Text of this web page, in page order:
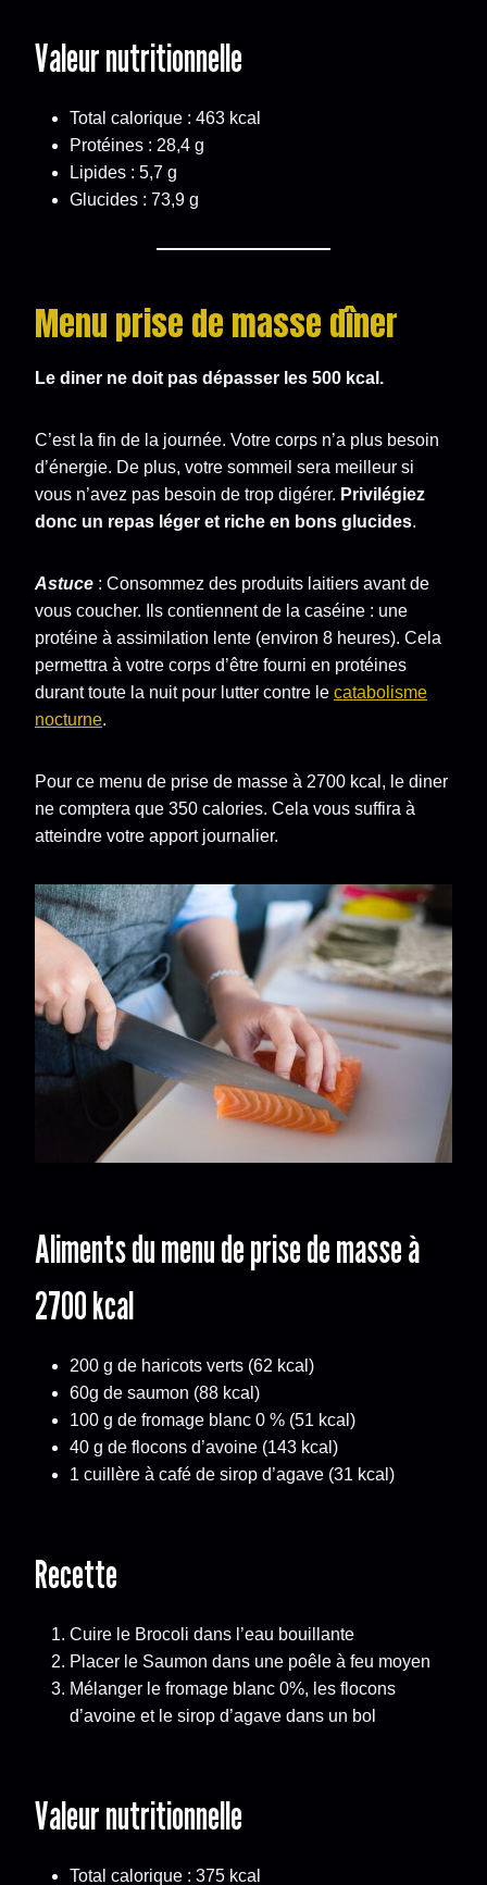
Valeur nutritionnelle
Total calorique : 463 kcal
Protéines : 28,4 g
Lipides : 5,7 g
Glucides : 73,9 g
Menu prise de masse dîner
Le diner ne doit pas dépasser les 500 kcal.
C’est la fin de la journée. Votre corps n’a plus besoin
d’énergie. De plus, votre sommeil sera meilleur si
vous n’avez pas besoin de trop digérer. Privilégiez
donc un repas léger et riche en bons glucides.
Astuce : Consommez des produits laitiers avant de
vous coucher. Ils contiennent de la caséine : une
protéine à assimilation lente (environ 8 heures). Cela
permettra à votre corps d’être fourni en protéines
durant toute la nuit pour lutter contre le catabolisme
nocturne.
Pour ce menu de prise de masse à 2700 kcal, le diner
ne comptera que 350 calories. Cela vous suffira à
atteindre votre apport journalier.
Aliments du menu de prise de masse à
2700 kcal
200 g de haricots verts (62 kcal)
60g de saumon (88 kcal)
100 g de fromage blanc 0 % (51 kcal)
40 g de flocons d’avoine (143 kcal)
1 cuillère à café de sirop d’agave (31 kcal)
Recette
Cuire le Brocoli dans l’eau bouillante
Placer le Saumon dans une poêle à feu moyen
Mélanger le fromage blanc 0%, les flocons
d’avoine et le sirop d’agave dans un bol
Valeur nutritionnelle
Total calorique : 375 kcal